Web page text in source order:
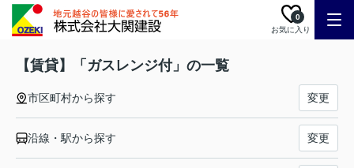
お気に入り
0
【賃貸】「ガスレンジ付」の一覧
市区町村から探す 変更
沿線・駅から探す 変更